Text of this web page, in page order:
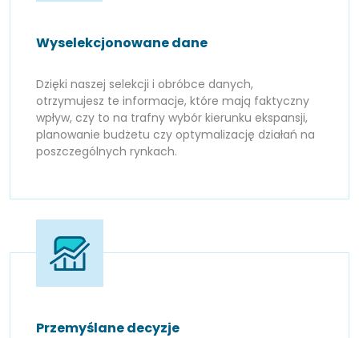
Wyselekcjonowane dane
Dzięki naszej selekcji i obróbce danych,
otrzymujesz te informacje, które mają faktyczny
wpływ, czy to na trafny wybór kierunku ekspansji,
planowanie budżetu czy optymalizację działań na
poszczególnych rynkach.
Przemyślane decyzje